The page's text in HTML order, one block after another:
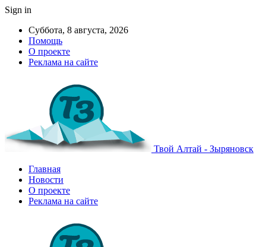
Sign in
Суббота, 8 августа, 2026
Помощь
О проекте
Реклама на сайте
Твой Алтай - Зыряновск
Главная
Новости
О проекте
Реклама на сайте